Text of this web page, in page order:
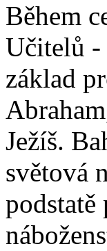
Během
Učitelů -
základ
Ježíš.
světová